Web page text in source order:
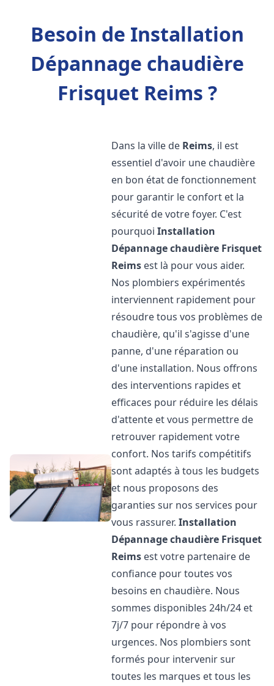
Besoin de Installation
Dépannage chaudière
Frisquet Reims ?
Dans la ville de Reims, il est
essentiel d'avoir une chaudière
en bon état de fonctionnement
pour garantir le confort et la
sécurité de votre foyer. C'est
pourquoiInstallation
Dépannage chaudière Frisquet
Reims est là pour vous aider.
Nos plombiers expérimentés
interviennent rapidement pour
résoudre tous vos problèmes de
chaudière, qu'il s'agisse d'une
panne, d'une réparation ou
d'une installation. Nous offrons
des interventions rapides et
efficaces pour réduire les délais
d'attente et vous permettre de
retrouver rapidement votre
confort. Nos tarifs compétitifs
sont adaptés à tous les budgets
et nous proposons des
garanties sur nos services pour
vous rassurer.Installation
Dépannage chaudière Frisquet
Reims est votre partenaire de
confiance pour toutes vos
besoins en chaudière. Nous
sommes disponibles 24h/24 et
7j/7 pour répondre à vos
urgences. Nos plombiers sont
formés pour intervenir sur
toutes les marques et tous les